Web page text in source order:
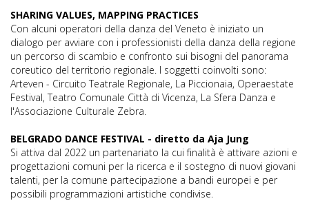
SHARING VALUES, MAPPING PRACTICES
Con alcuni operatori della danza del Veneto è iniziato un
dialogo per avviare con i professionisti della danza della regione
un percorso di scambio e confronto sui bisogni del panorama
coreutico del territorio regionale. I soggetti coinvolti sono:
Arteven - Circuito Teatrale Regionale, La Piccionaia, Operaestate
Festival, Teatro Comunale Città di Vicenza, La Sfera Danza e
l'Associazione Culturale Zebra.
BELGRADO DANCE FESTIVAL - diretto da Aja Jung
Si attiva dal 2022 un partenariato la cui finalità è attivare azioni e
progettazioni comuni per la ricerca e il sostegno di nuovi giovani
talenti, per la comune partecipazione a bandi europei e per
possibili programmazioni artistiche condivise.